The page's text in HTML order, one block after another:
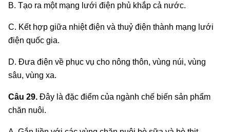
B. Tạo ra một mạng lưới điện phủ khắp cả nước.
C. Kết hợp giữa nhiệt điện và thuỷ điện thành mạng lưới
điện quốc gia.
D. Đưa điện về phục vụ cho nông thôn, vùng núi, vùng
sâu, vùng xa.
Câu 29. Đây là đặc điểm của ngành chế biến sản phẩm
chăn nuôi.